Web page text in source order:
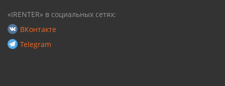
«IRENTER» в социальных сетях:
ВКонтакте
Telegram